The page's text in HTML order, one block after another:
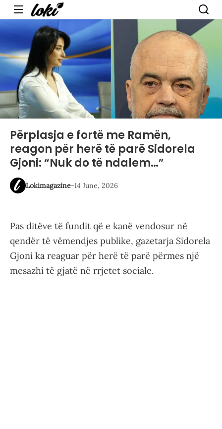
Menu
Përplasja e fortë me Ramën,
reagon për herë të parë Sidorela
Gjoni: “Nuk do të ndalem…”
Lokimagazine-14 June, 2026
Pas ditëve të fundit që e kanë vendosur në
qendër të vëmendjes publike, gazetarja Sidorela
Gjoni ka reaguar për herë të parë përmes një
mesazhi të gjatë në rrjetet sociale.